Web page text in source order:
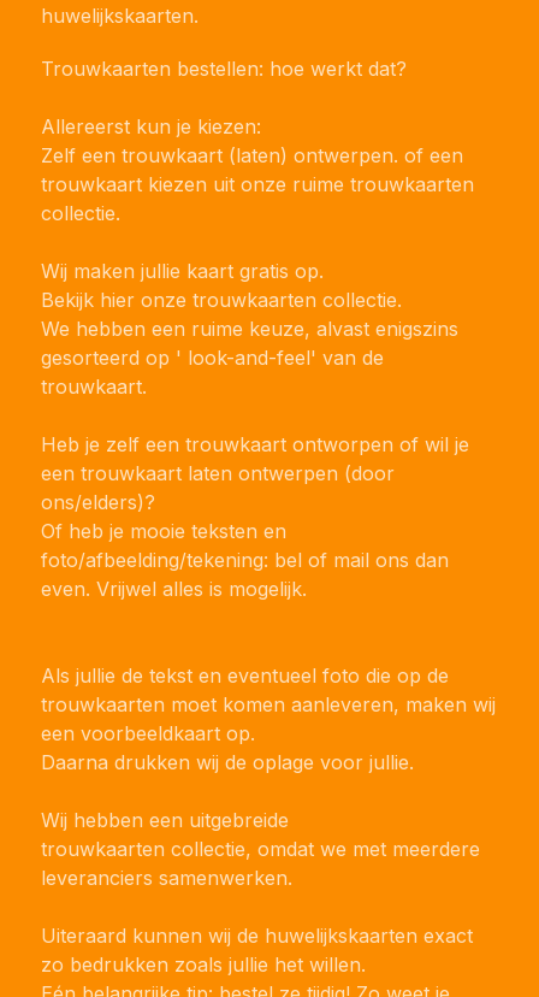
huwelijkskaarten.
Trouwkaarten bestellen: hoe werkt dat?
Allereerst kun je kiezen:
Zelf een trouwkaart (laten) ontwerpen. of een
trouwkaart kiezen uit onze ruime trouwkaarten
collectie.
Wij maken jullie kaart gratis op.
Bekijk hier onze trouwkaarten collectie.
We hebben een ruime keuze, alvast enigszins
gesorteerd op ' look-and-feel' van de
trouwkaart.
Heb je zelf een trouwkaart ontworpen of wil je
een trouwkaart laten ontwerpen (door
ons/elders)?
Of heb je mooie teksten en
foto/afbeelding/tekening: bel of mail ons dan
even. Vrijwel alles is mogelijk.
Als jullie de tekst en eventueel foto die op de
trouwkaarten moet komen aanleveren, maken wij
een voorbeeldkaart op.
Daarna drukken wij de oplage voor jullie.
Wij hebben een uitgebreide
trouwkaarten collectie, omdat we met meerdere
leveranciers samenwerken.
Uiteraard kunnen wij de huwelijkskaarten exact
zo bedrukken zoals jullie het willen.